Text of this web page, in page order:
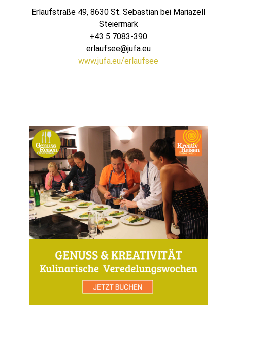
Erlaufstraße 49, 8630 St. Sebastian bei Mariazell
Steiermark
+43 5 7083-390
erlaufsee@jufa.eu
www.jufa.eu/erlaufsee